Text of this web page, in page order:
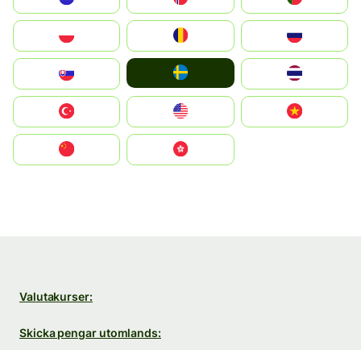
United States
中國香港特別行政區
Valutakurser:
Skicka pengar utomlands: